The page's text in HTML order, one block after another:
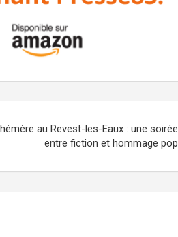
au Revest-les-Eaux : une soirée
entre fiction et hommage pop